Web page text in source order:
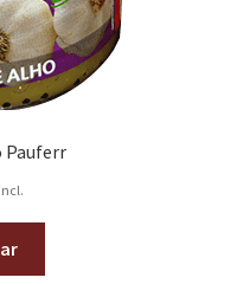
Pauferr